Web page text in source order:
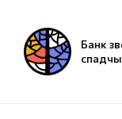
Банк